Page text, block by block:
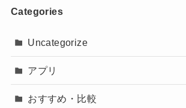
Categories
Uncategorize
アプリ
おすすめ・比較